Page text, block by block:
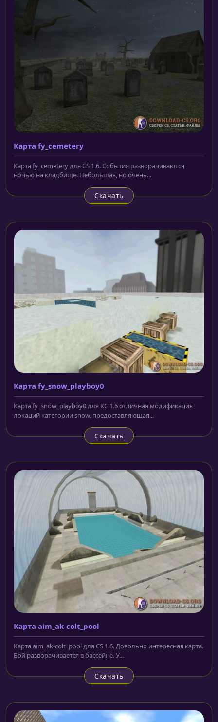
Карта fy_cemetery
Карта fy_cemetery для CS 1.6. События разворачиваются
ночью на кладбище. Небольшая, но очень...
Скачать
Карта fy_snow_playboy0
Карта fy_snow_playboy0 для КС 1.6 отличная модификация
локаций категории snow, предоставляющая...
Скачать
Карта aim_ak-colt_pool
Карта aim_ak-colt_pool для CS 1.6. Довольно интересная карта.
Бой разворачивается в бассейне. У...
Скачать